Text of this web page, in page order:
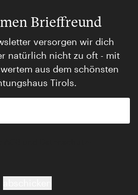
Brieffreund
versorgen wir dich
natürlich nicht zu oft - mit
aus dem schönsten
Tirols.